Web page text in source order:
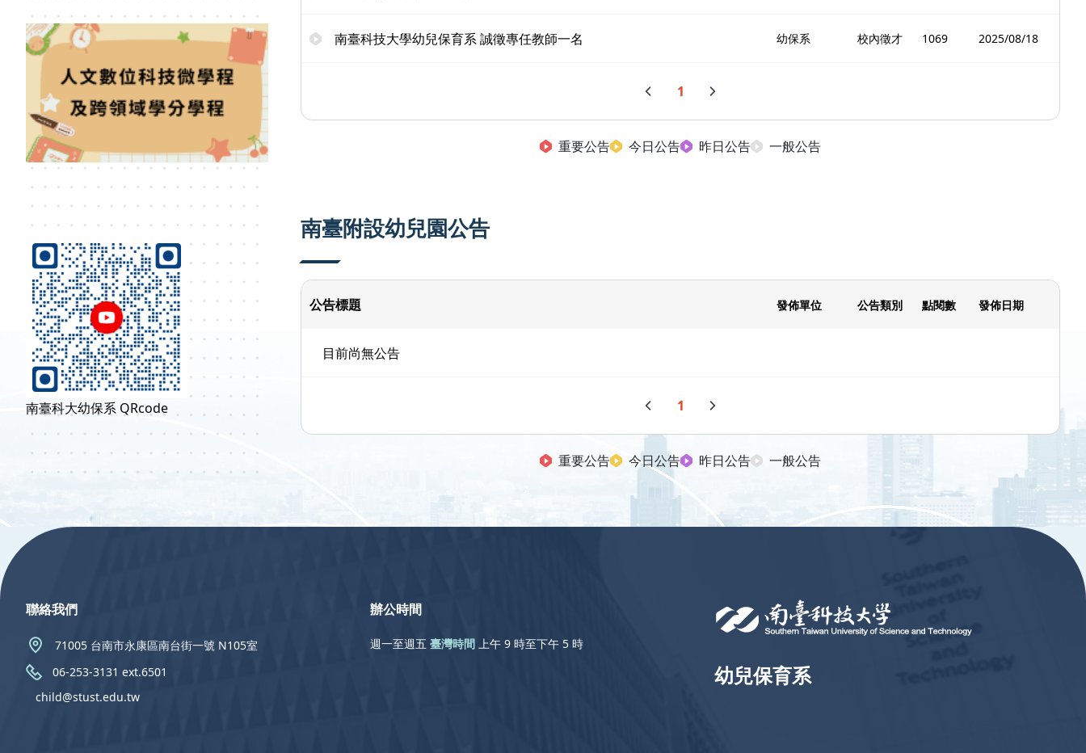
南臺科大幼保系 QRcode
南臺科技大學幼兒保育系 誠徵專任教師一名 幼保系 校內徵才 1069 2025/08/18
1
重要公告 今日公告 昨日公告 一般公告
南臺附設幼兒園公告
公告標題 發佈單位 公告類別 點閱數 發佈日期
目前尚無公告
1
重要公告 今日公告 昨日公告 一般公告
:::
幼兒保育系
聯絡我們
71005 台南市永康區南台街一號 N105室
06-253-3131 ext.6501
child@stust.edu.tw
辦公時間
週一至週五臺灣時間 上午 9 時至下午 5 時